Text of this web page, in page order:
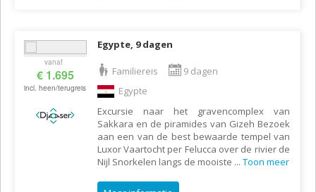
vanaf
€ 1.695
incl. heen/terugreis
Egypte, 9 dagen
Familiereis
9 dagen
Egypte
Excursie naar het gravencomplex van
Sakkara en de piramides van Gizeh Bezoek
aan een van de best bewaarde tempel van
Luxor Vaartocht per Felucca over de rivier de
Nijl Snorkelen langs de mooiste ... Toon meer